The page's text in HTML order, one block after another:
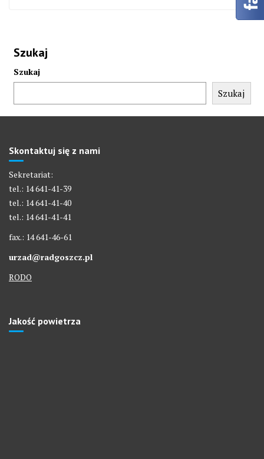
Szukaj
Szukaj
Szukaj
Skontaktuj się z nami
Sekretariat:
tel.: 14 641-41-39
tel.: 14 641-41-40
tel.: 14 641-41-41
fax.: 14 641-46-61
urzad@radgoszcz.pl
RODO
Jakość powietrza